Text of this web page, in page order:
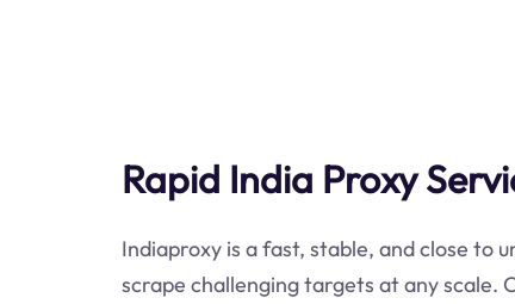
Rapid India Proxy
Indiaproxy is a fast, stable, and close to
scrape challenging targets at any scale.